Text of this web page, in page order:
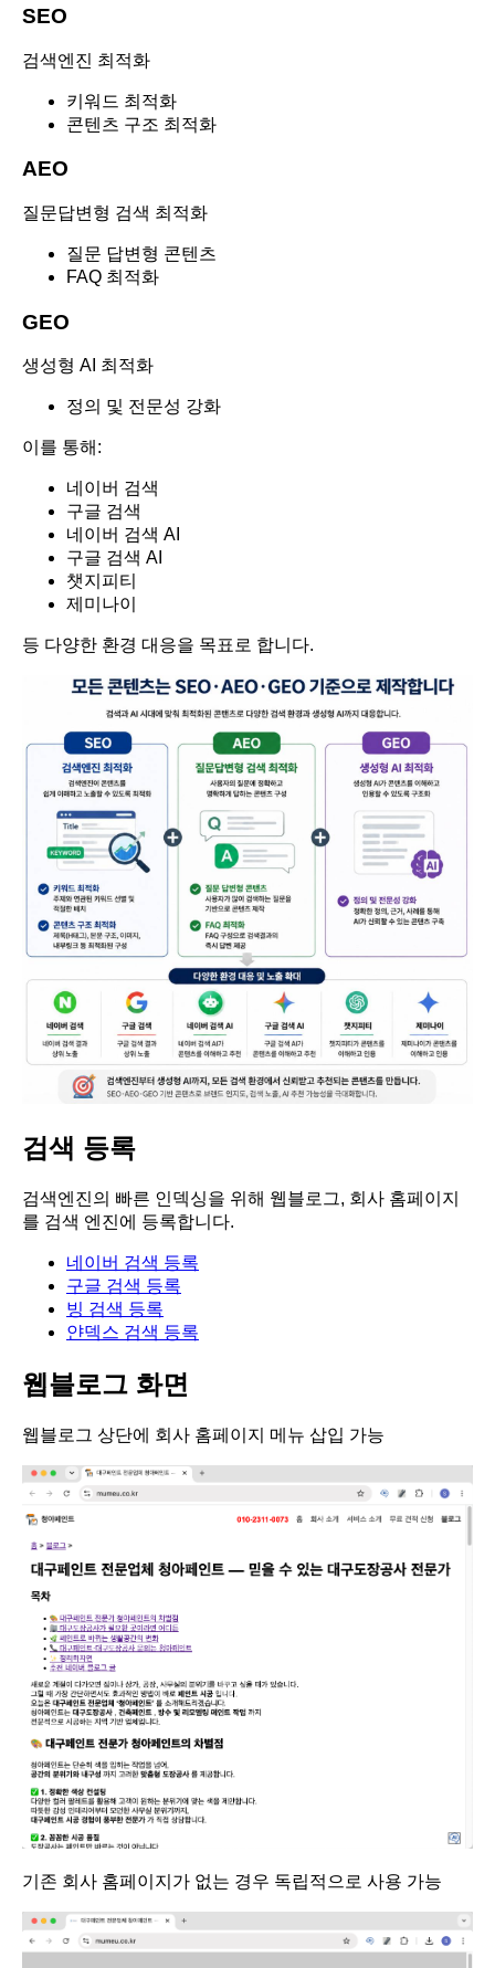
SEO
검색엔진 최적화
키워드 최적화
콘텐츠 구조 최적화
AEO
질문답변형 검색 최적화
질문 답변형 콘텐츠
FAQ 최적화
GEO
생성형 AI 최적화
정의 및 전문성 강화
이를 통해:
네이버 검색
구글 검색
네이버 검색 AI
구글 검색 AI
챗지피티
제미나이
등 다양한 환경 대응을 목표로 합니다.
검색 등록
검색엔진의 빠른 인덱싱을 위해 웹블로그, 회사 홈페이지
를 검색 엔진에 등록합니다.
네이버 검색 등록
구글 검색 등록
빙 검색 등록
얀덱스 검색 등록
웹블로그 화면
웹블로그 상단에 회사 홈페이지 메뉴 삽입 가능
기존 회사 홈페이지가 없는 경우 독립적으로 사용 가능